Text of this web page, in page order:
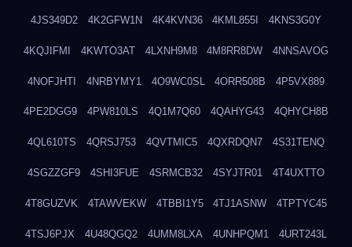
4JS349D2 4K2GFW1N 4K4KVN36 4KML855I 4KNS3G0Y
4KQJIFMI 4KWTO3AT 4LXNH9M8 4M8RR8DW 4NNSAVOG
4NOFJHTI 4NRBYMY1 4O9WC0SL 4ORR508B 4P5VX889
4PE2DGG9 4PW810LS 4Q1M7Q60 4QAHYG43 4QHYCH8B
4QL610TS 4QRSJ753 4QVTMIC5 4QXRDQN7 4S31TENQ
4SGZZGF9 4SHI3FUE 4SRMCB32 4SYJTR01 4T4UXTTO
4T8GUZVK 4TAWVEKW 4TBBI1Y5 4TJ1ASNW 4TPTYC45
4TSJ6PJX 4U48QGQ2 4UMM8LXA 4UNHPQM1 4URT243L